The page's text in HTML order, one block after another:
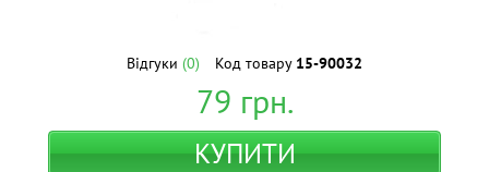
Відгуки (0) Код товару 15-90032
79 грн.
КУПИТИ